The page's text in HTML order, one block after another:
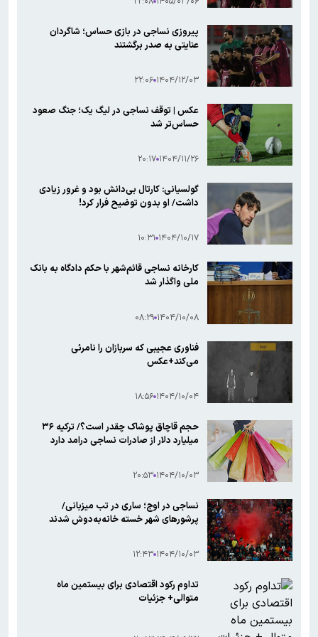
پیروزی نساجی در بازی حساس؛ شاگردان
عنایتی به صدر برگشتند
۱۴۰۴/۱۲/۰۳ ۲۲:۰۶
عکس | توقف نساجی در لیگ یک؛ جنگ صعود
حساس‌تر شد
۱۴۰۴/۱۱/۲۶ ۲۰:۱۷
گولسیانی: کارتال بی‌دانش بود و غرور زیادی
داشت/ او بدون توضیح فرار کرد!
۱۴۰۴/۱۰/۱۷ ۱۰:۳۱
کارخانه نساجی قائم‌شهر با حکم دادگاه به بانک
ملی واگذار شد
۱۴۰۴/۱۰/۰۸ ۰۸:۲۹
فناوری‌ عجیبی که سربازان را نامرئی
می‌کند+عکس
۱۴۰۴/۱۰/۰۴ ۱۸:۵۶
حجم قاچاق پوشاک چقدر است؟/ ترکیه ۳۶
میلیارد دلار از صادرات نساجی درامد دارد
۱۴۰۴/۱۰/۰۳ ۲۰:۵۳
نساجی در اوج؛ ساری در تب میزبانی/
پرشورهای شهر خسته خانه‌به‌دوش شدند
۱۴۰۴/۱۰/۰۳ ۱۲:۴۳
تداوم رکود اقتصادی برای بیستمین ماه
متوالی+ جزئیات